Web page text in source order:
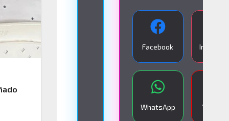
Facebook
WhatsApp YouTube